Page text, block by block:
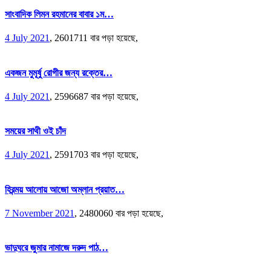
সাংবাদিক লিমন রহমানের বাবার ১ম…
4 July 2021, 2601711 বার পড়া হয়েছে,
একজন মুমূর্ষু রোগীর জন্য রক্তের…
4 July 2021 , 2596687 বার পড়া হয়েছে,
সময়ের সাথী ওই চাঁদ
4 July 2021, 2591703 বার পড়া হয়েছে,
হিরন্ময় আলোয় আজো অম্লান প্রয়াত…
7 November 2021 , 2480060 বার পড়া হয়েছে,
ভাদুঘরে জুমার নামাজে দরুদ পাঠ…